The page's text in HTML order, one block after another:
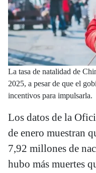
La tasa de natalidad de
2025, a pesar de que el
incentivos para impulsarla.
Los datos de la
de enero muestran
7,92 millones de
hubo más muertes